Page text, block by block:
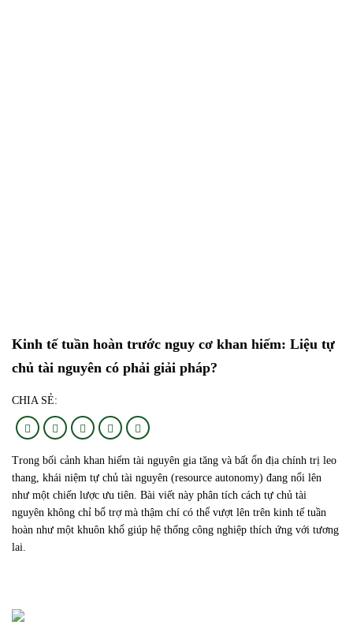
Kinh tế tuần hoàn trước nguy cơ khan hiếm: Liệu tự
chủ tài nguyên có phải giải pháp?
CHIA SẺ:
Trong bối cảnh khan hiếm tài nguyên gia tăng và bất ổn địa chính trị leo
thang, khái niệm tự chủ tài nguyên (resource autonomy) đang nổi lên
như một chiến lược ưu tiên. Bài viết này phân tích cách tự chủ tài
nguyên không chỉ bổ trợ mà thậm chí có thể vượt lên trên kinh tế tuần
hoàn như một khuôn khổ giúp hệ thống công nghiệp thích ứng với tương
lai.